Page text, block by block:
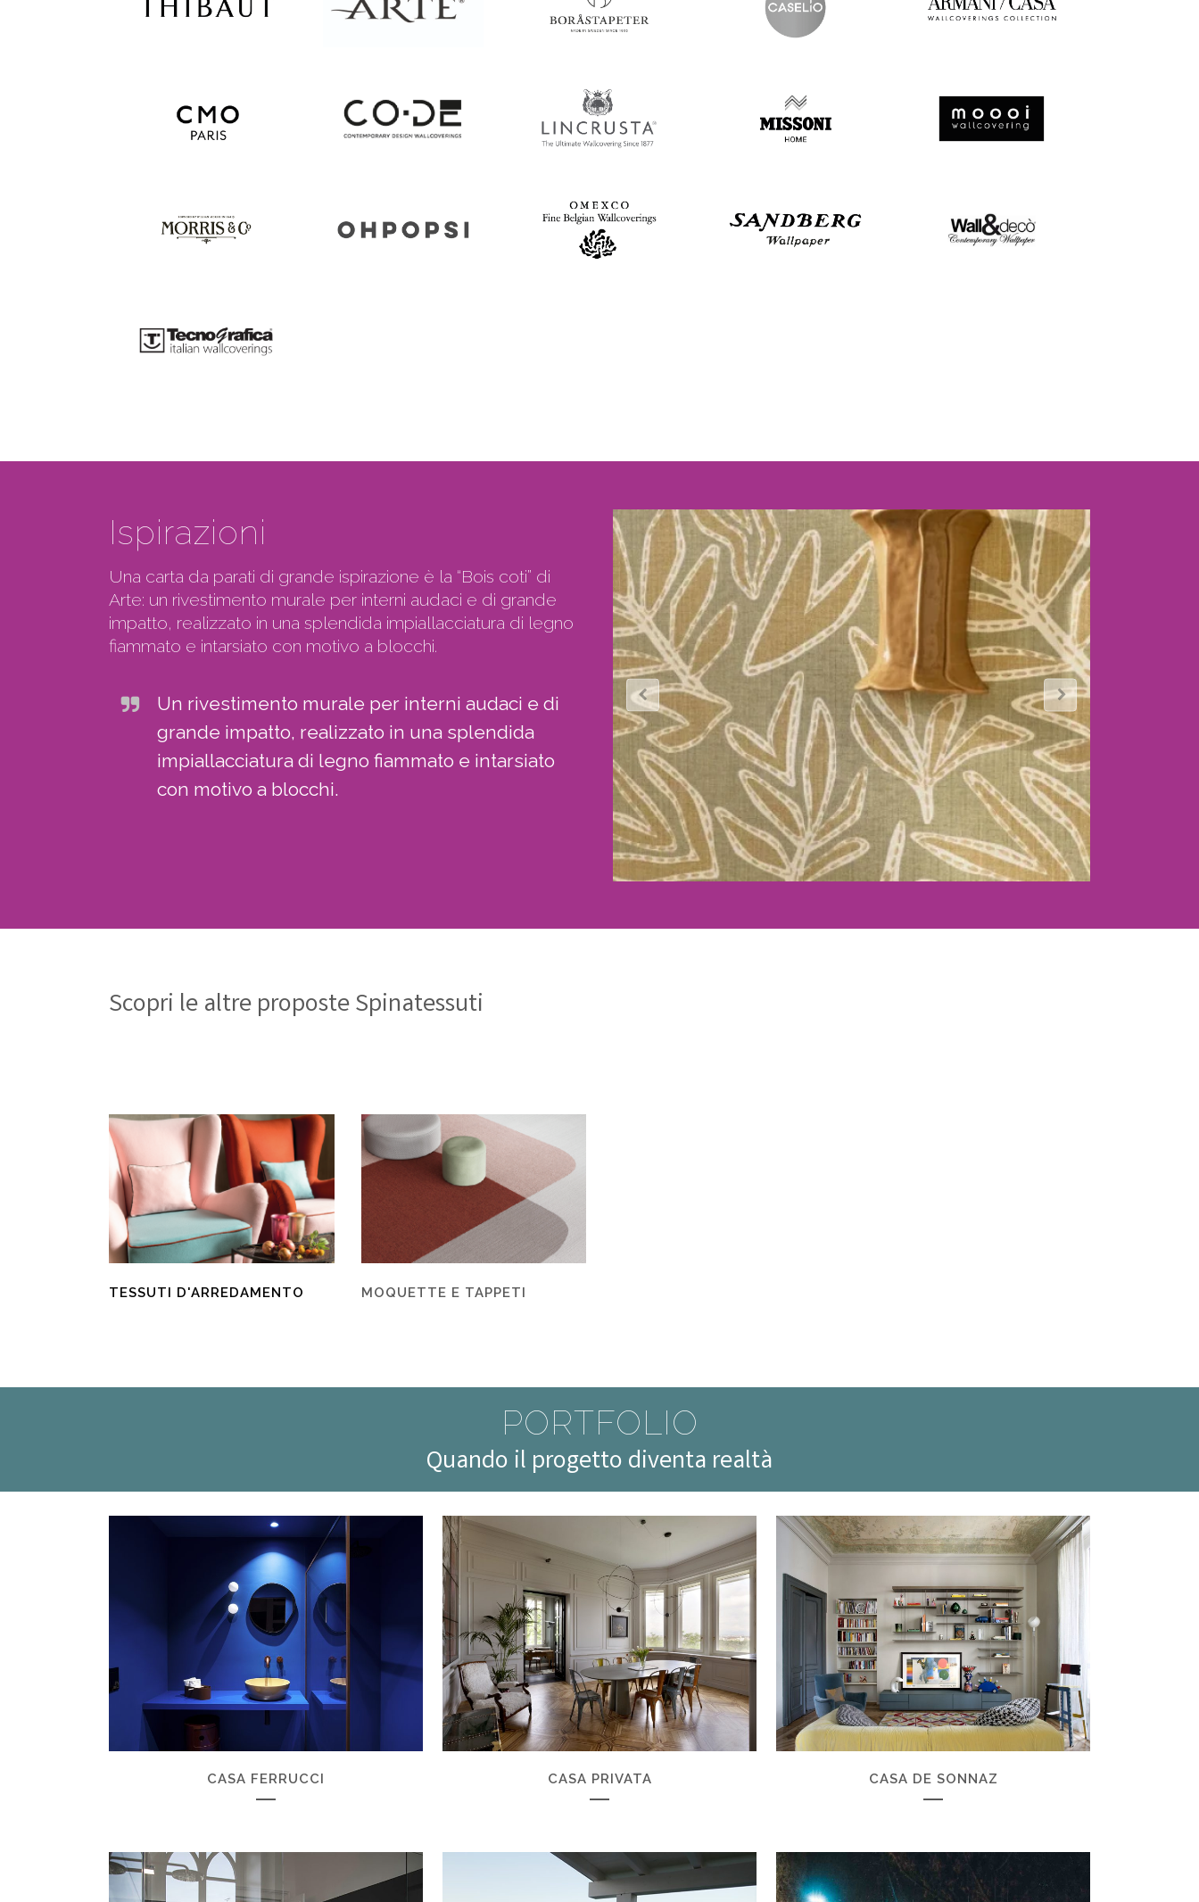
Ispirazioni
Una carta da parati di grande ispirazione è la “Bois coti” di
Arte: un rivestimento murale per interni audaci e di grande
impatto, realizzato in una splendida impiallacciatura di legno
fiammato e intarsiato con motivo a blocchi.
Un rivestimento murale per interni audaci e di
grande impatto, realizzato in una splendida
impiallacciatura di legno fiammato e intarsiato
con motivo a blocchi.
Scopri le altre proposte Spinatessuti
TESSUTI D'ARREDAMENTO MOQUETTE E TAPPETI
PORTFOLIO
Quando il progetto diventa realtà
ZOOM VIEW
CASA FERRUCCI
ZOOM VIEW
CASA PRIVATA
ZOOM VIEW
CASA DE SONNAZ